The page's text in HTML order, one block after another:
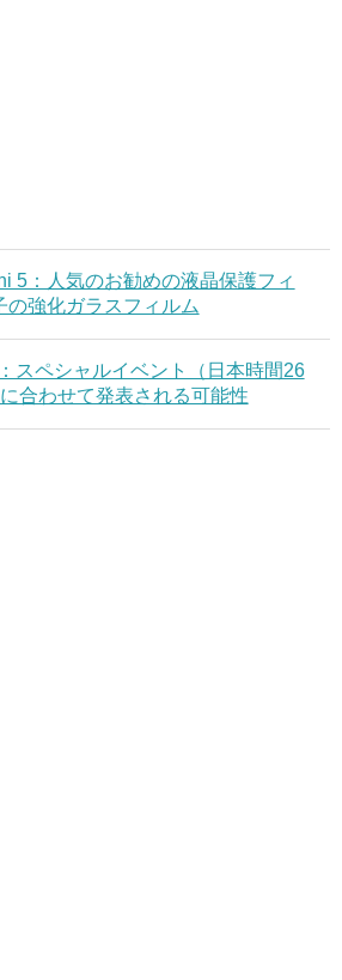
5：人気のお勧めの液晶保護フィ
の強化ガラスフィルム
スペシャルイベント（日本時間26
合わせて発表される可能性